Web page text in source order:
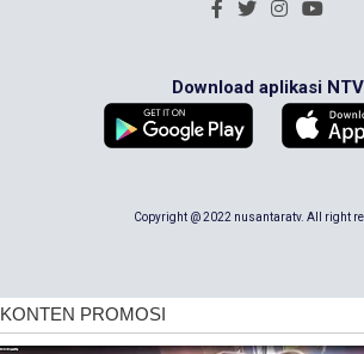
Download aplikasi NTV
Copyright @ 2022 nusantaratv. All right